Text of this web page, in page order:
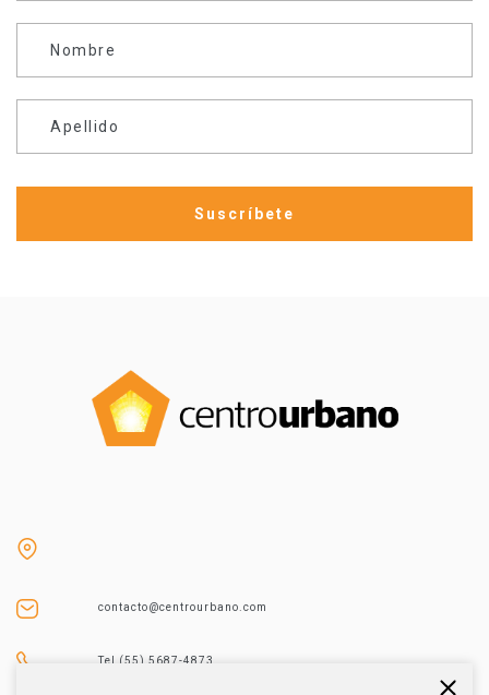
Nombre
Apellido
contacto@centrourbano.com
Tel (55) 5687-4873